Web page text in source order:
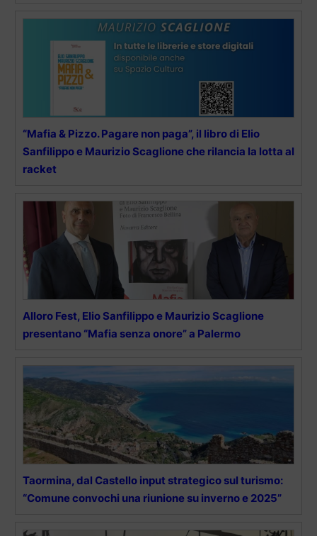
“Mafia & Pizzo. Pagare non paga”, il libro di Elio
Sanfilippo e Maurizio Scaglione che rilancia la lotta al
racket
Alloro Fest, Elio Sanfilippo e Maurizio Scaglione
presentano “Mafia senza onore” a Palermo
Taormina, dal Castello input strategico sul turismo:
“Comune convochi una riunione su inverno e 2025”